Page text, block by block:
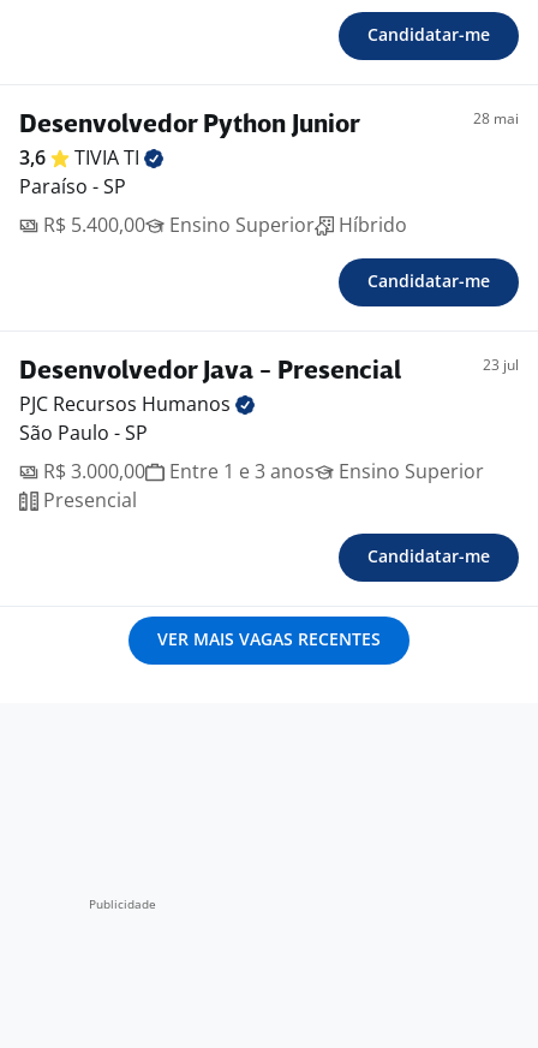
Candidatar-me
Desenvolvedor Python Junior 28 mai
3,6 TIVIATI
Paraíso - SP
R$ 5.400,00
Ensino Superior Híbrido
Candidatar-me
Desenvolvedor Java - Presencial 23 jul
PJC Recursos Humanos
São Paulo - SP
R$ 3.000,00
Entre 1 e 3 anos
Ensino Superior
Presencial
Candidatar-me
VER MAIS VAGAS RECENTES